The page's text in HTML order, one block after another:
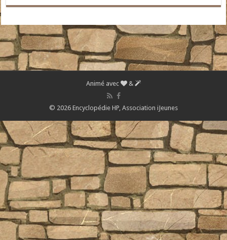
Animé avec &
© 2026 Encyclopédie HP, Association iJeunes